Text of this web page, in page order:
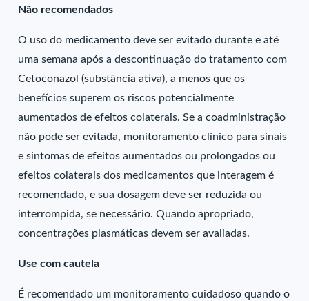
Não recomendados
O uso do medicamento deve ser evitado durante e até
uma semana após a descontinuação do tratamento com
Cetoconazol (substância ativa), a menos que os
benefícios superem os riscos potencialmente
aumentados de efeitos colaterais. Se a coadministração
não pode ser evitada, monitoramento clínico para sinais
e sintomas de efeitos aumentados ou prolongados ou
efeitos colaterais dos medicamentos que interagem é
recomendado, e sua dosagem deve ser reduzida ou
interrompida, se necessário. Quando apropriado,
concentrações plasmáticas devem ser avaliadas.
Use com cautela
É recomendado um monitoramento cuidadoso quando o